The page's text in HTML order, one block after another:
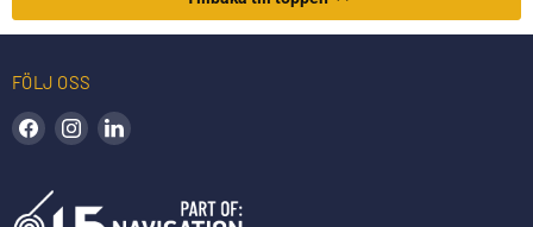
FÖLJ OSS
Hitta oss på Facebook
Hitta oss på Instagram